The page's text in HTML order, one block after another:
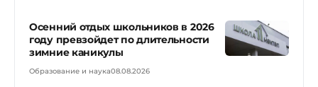
Осенний отдых школьников в 2026
году превзойдет по длительности
зимние каникулы
Образование и наука08.08.2026